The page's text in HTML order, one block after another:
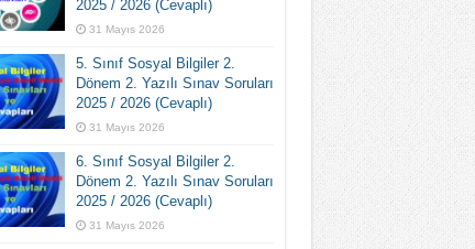
2025 / 2026 (Cevaplı)
31 Mayıs 2026
5. Sınıf Sosyal Bilgiler 2.
Dönem 2. Yazılı Sınav Soruları
2025 / 2026 (Cevaplı)
31 Mayıs 2026
6. Sınıf Sosyal Bilgiler 2.
Dönem 2. Yazılı Sınav Soruları
2025 / 2026 (Cevaplı)
31 Mayıs 2026